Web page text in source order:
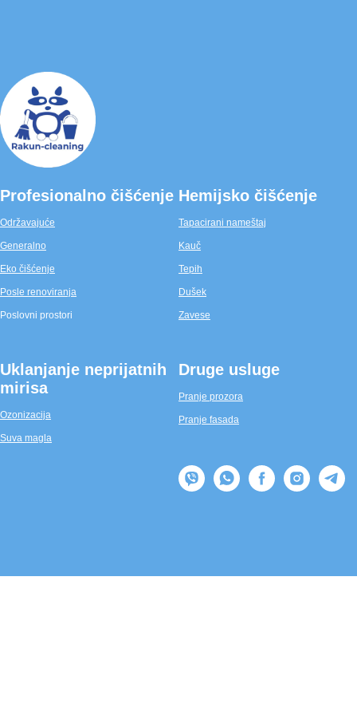
Profesionalno čišćenje
Održavajuće
Generalno
Eko čišćenje
Posle renoviranja
Poslovni prostori
Hemijsko čišćenje
Tapacirani nameštaj
Kauč
Tepih
Dušek
Zavese
Uklanjanje neprijatnih
mirisa
Ozonizacija
Suva magla
Druge usluge
Pranje prozora
Pranje fasada